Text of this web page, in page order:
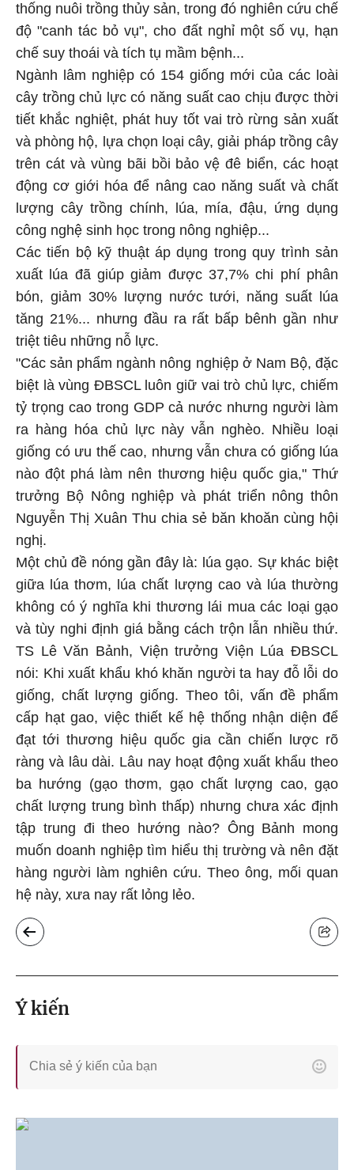
thống nuôi trồng thủy sản, trong đó nghiên cứu chế
độ "canh tác bỏ vụ", cho đất nghỉ một số vụ, hạn
chế suy thoái và tích tụ mầm bệnh...
Ngành lâm nghiệp có 154 giống mới của các loài
cây trồng chủ lực có năng suất cao chịu được thời
tiết khắc nghiệt, phát huy tốt vai trò rừng sản xuất
và phòng hộ, lựa chọn loại cây, giải pháp trồng cây
trên cát và vùng bãi bồi bảo vệ đê biển, các hoạt
động cơ giới hóa để nâng cao năng suất và chất
lượng cây trồng chính, lúa, mía, đậu, ứng dụng
công nghệ sinh học trong nông nghiệp...
Các tiến bộ kỹ thuật áp dụng trong quy trình sản
xuất lúa đã giúp giảm được 37,7% chi phí phân
bón, giảm 30% lượng nước tưới, năng suất lúa
tăng 21%... nhưng đầu ra rất bấp bênh gần như
triệt tiêu những nỗ lực.
"Các sản phẩm ngành nông nghiệp ở Nam Bộ, đặc
biệt là vùng ĐBSCL luôn giữ vai trò chủ lực, chiếm
tỷ trọng cao trong GDP cả nước nhưng người làm
ra hàng hóa chủ lực này vẫn nghèo. Nhiều loại
giống có ưu thế cao, nhưng vẫn chưa có giống lúa
nào đột phá làm nên thương hiệu quốc gia," Thứ
trưởng Bộ Nông nghiệp và phát triển nông thôn
Nguyễn Thị Xuân Thu chia sẻ băn khoăn cùng hội
nghị.
Một chủ đề nóng gần đây là: lúa gạo. Sự khác biệt
giữa lúa thơm, lúa chất lượng cao và lúa thường
không có ý nghĩa khi thương lái mua các loại gạo
và tùy nghi định giá bằng cách trộn lẫn nhiều thứ.
TS Lê Văn Bảnh, Viện trưởng Viện Lúa ĐBSCL
nói: Khi xuất khẩu khó khăn người ta hay đỗ lỗi do
giống, chất lượng giống. Theo tôi, vấn đề phẩm
cấp hạt gao, việc thiết kế hệ thống nhận diện để
đạt tới thương hiệu quốc gia cần chiến lược rõ
ràng và lâu dài. Lâu nay hoạt động xuất khẩu theo
ba hướng (gạo thơm, gạo chất lượng cao, gạo
chất lượng trung bình thấp) nhưng chưa xác định
tập trung đi theo hướng nào? Ông Bảnh mong
muốn doanh nghiệp tìm hiểu thị trường và nên đặt
hàng người làm nghiên cứu. Theo ông, mối quan
hệ này, xưa nay rất lỏng lẻo.
Ý kiến